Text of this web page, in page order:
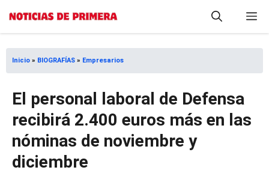
Saltar
contenido
Inicio » BIOGRAFÍAS » Empresarios
El personal laboral de Defensa
recibirá 2.400 euros más en las
nóminas de noviembre y
diciembre